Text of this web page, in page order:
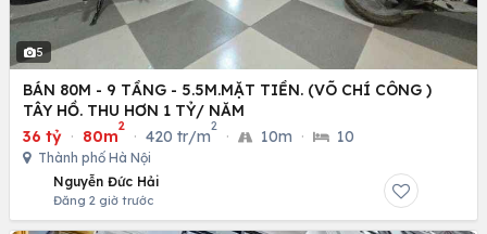
5
BÁN 80M - 9 TẦNG - 5.5M.MẶT TIỀN. (VÕ CHÍ CÔNG )
TÂY HỒ. THU HƠN 1 TỶ/ NĂM
36 tỷ · 80m
2
· 420 tr/m
2
· 10m · 10
Thành phố Hà Nội
Nguyễn Đức Hải
Đăng 2 giờ trước